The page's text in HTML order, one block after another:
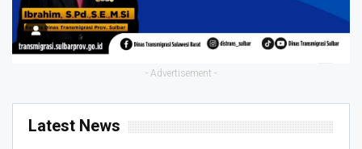
- Advertisement -
Latest News